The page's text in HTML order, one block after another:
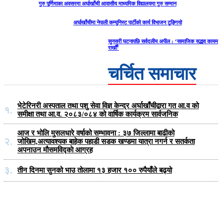
गुरु पूर्णिमाका अवसरमा अर्घाखाँची आवासीय माध्यमिक विद्यालयमा गुरु सम्मान
अर्घाखाँचीमा नेपाली कम्युनिस्ट पार्टीको कार्य विभाजन टुङ्गियो
सुनसरी घटनापछि सर्वदलीय अपील : ‘सामाजिक सद्भाव कायम
राखौँ’
चर्चित समाचार
१.
भेटेरिनरी अस्पताल तथा पशु सेवा विज्ञ केन्द्र अर्घाखाँचीद्वारा गत आ.व को
समीक्षा तथा आ.व. २०८३/०८४ को वार्षिक कार्यक्रम सार्वजनिक
२.
आज र भोलि मुसलधारे वर्षाको सम्भावना : ३७ जिल्लामा बाढीको
जोखिम,अत्यावश्यक बाहेक पहाडी सडक खण्डमा यात्रा नगर्न र सतर्कता
अपनाउन मौसमविद्काे आग्रह
३. तीन दिनमा सुनको भाउ तोलामा १३ हजार १०० रुपैयाँले बढ्यो